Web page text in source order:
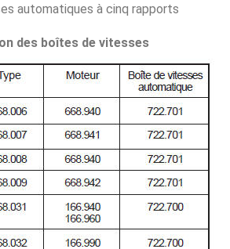
automatiques à cinq rapports
des boîtes de vitesses